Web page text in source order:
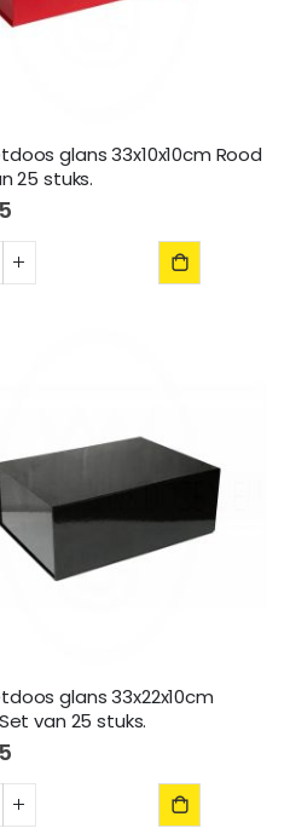
glans 33x10x10cm Rood
25 stuks.
glans 33x22x10cm
van 25 stuks.